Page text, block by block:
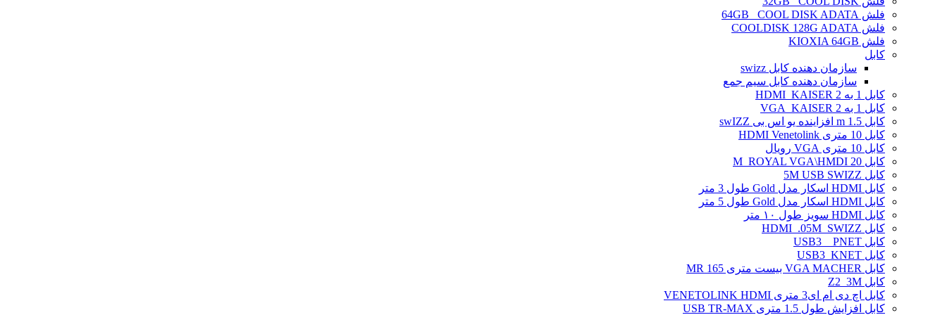
فلش 64GB _COOL DISK ADATA
فلش COOLDISK 128G ADATA
فلش KIOXIA 64GB
کابل
سازمان دهنده کابل swizz
سازمان دهنده کابل سیم جمع
کابل 1 به 2 HDMI_KAISER
کابل 1 به 2 VGA_KAISER
کابل 1.5 m افزاینده یو اس بی swIZZ
کابل 10 متری HDMI Venetolink
کابل 10 متری VGA رویال
کابل 20 M_ROYAL VGA\HMDI
کابل 5M USB SWIZZ
کابل HDMI اسکار مدل Gold طول 3 متر
کابل HDMI اسکار مدل Gold طول 5 متر
کابل HDMI سویز طول ۱۰ متر
کابل HDMI_.05M_SWIZZ
کابل USB3 _ PNET
کابل USB3_KNET
کابل VGA MACHER بیست متری MR 165
کابل Z2_3M
کابل اچ دی ام ای3 متری VENETOLINK HDMI
کابل افزایش طول 1.5 متری USB TR-MAX